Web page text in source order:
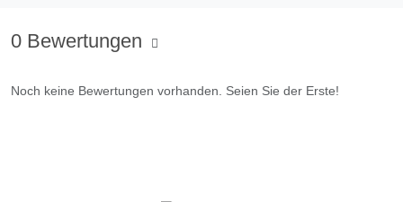
0 Bewertungen
Noch keine Bewertungen vorhanden. Seien Sie der Erste!